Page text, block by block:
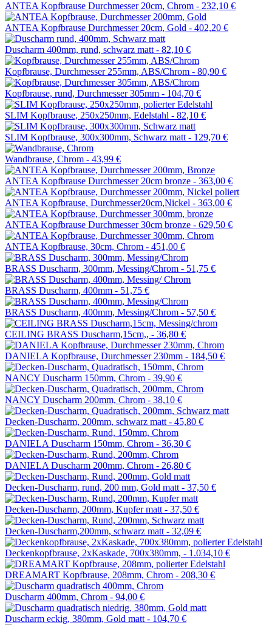
ANTEA Kopfbrause Durchmesser 20cm, Chrom - 232,10 €
ANTEA Kopfbrause Durchmesser 20cm, Gold - 402,20 €
Duscharm 400mm, rund, schwarz matt - 82,10 €
Kopfbrause, Durchmesser 255mm, ABS/Chrom - 80,90 €
Kopfbrause, rund, Durchmesser 305mm - 104,70 €
SLIM Kopfbrause, 250x250mm, Edelstahl - 82,10 €
SLIM Kopfbrause, 300x300mm, Schwarz matt - 129,70 €
Wandbrause, Chrom - 43,99 €
ANTEA Kopfbrause Durchmesser 20cm bronze - 363,00 €
ANTEA Kopfbrause, Durchmesser20cm,Nickel - 363,00 €
ANTEA Kopfbrause Durchmesser 30cm bronze - 629,50 €
ANTEA Kopfbrause, 30cm, Chrom - 451,00 €
BRASS Duscharm, 300mm, Messing/Chrom - 51,75 €
BRASS Duscharm, 400mm - 51,75 €
BRASS Duscharm, 400mm, Messing/Chrom - 57,50 €
CEILING BRASS Duscharm,15cm,, - 36,80 €
DANIELA Kopfbrause, Durchmesser 230mm - 184,50 €
NANCY Duscharm 150mm, Chrom - 39,90 €
NANCY Duscharm 200mm, Chrom - 38,10 €
Decken-Duscharm, 200mm, schwarz matt - 45,80 €
DANIELA Duscharm 150mm, Chrom - 36,30 €
DANIELA Duscharm 200mm, Chrom - 26,80 €
Decken-Duscharm, rund, 200 mm, Gold matt - 37,50 €
Decken-Duscharm, 200mm, Kupfer matt - 37,50 €
Decken-Duscharm,200mm, schwarz matt - 32,09 €
Deckenkopfbrause, 2xKaskade, 700x380mm, - 1.034,10 €
DREAMART Kopfbrause, 208mm, Chrom - 208,30 €
Duscharm 400mm, Chrom - 94,00 €
Duscharm eckig, 380mm, Gold matt - 104,70 €